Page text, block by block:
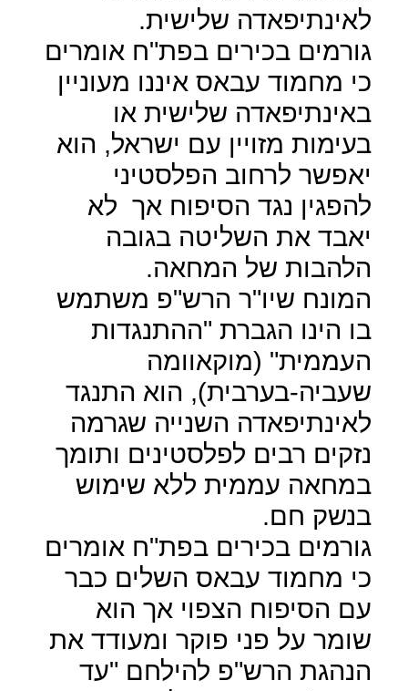
לאינתיפאדה שלישית.
גורמים בכירים בפת"ח אומרים
כי מחמוד עבאס איננו מעוניין
באינתיפאדה שלישית או
בעימות מזויין עם ישראל, הוא
יאפשר לרחוב הפלסטיני
להפגין נגד הסיפוח אך לא
יאבד את השליטה בגובה
הלהבות של המחאה.
המונח שיו"ר הרש"פ משתמש
בו הינו הגברת "ההתנגדות
העממית" (מוקאוומה
שעביה-בערבית), הוא התנגד
לאינתיפאדה השנייה שגרמה
נזקים רבים לפלסטינים ותומך
במחאה עממית ללא שימוש
בנשק חם.
גורמים בכירים בפת"ח אומרים
כי מחמוד עבאס השלים כבר
עם הסיפוח הצפוי אך הוא
שומר על פני פוקר ומעודד את
הנהגת הרש"פ להילחם "עד